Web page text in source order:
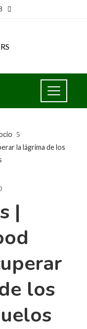
la lágrima de los
|
los